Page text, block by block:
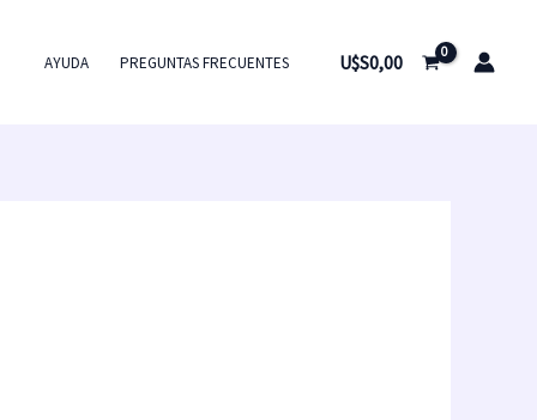
AYUDA PREGUNTAS FRECUENTES U$S0,00